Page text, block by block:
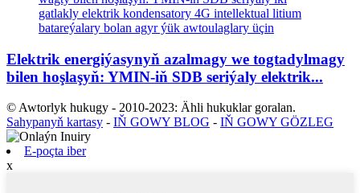
Elektrik energiýasynyň azalmagy we togtadylmagy
bilen hoşlaşyň: YMIN-iň SDB seriýaly elektrik...
© Awtorlyk hukugy - 2010-2023: Ähli hukuklar goralan.
Sahypanyň kartasy - IŇ GOWY BLOG - IŇ GOWY GÖZLEG
E-poçta iber
x